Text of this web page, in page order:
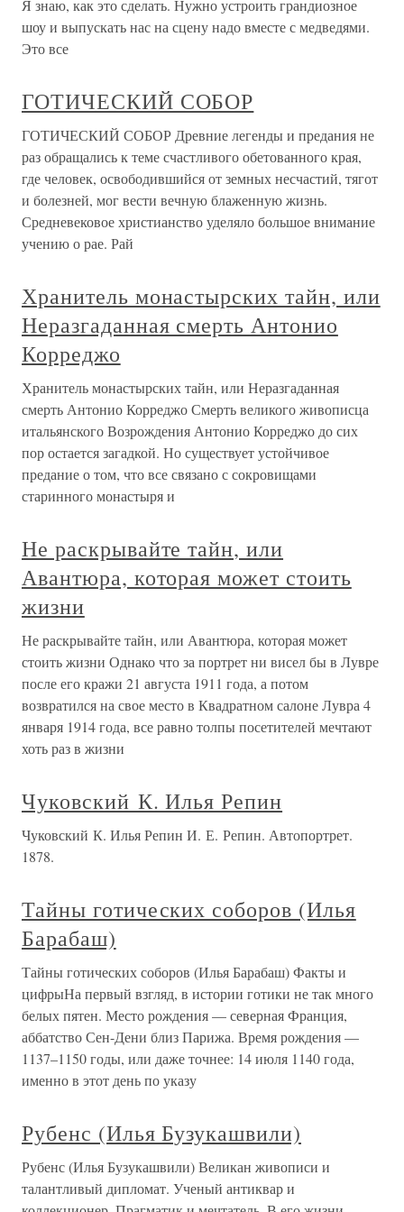
Я знаю, как это сделать. Нужно устроить грандиозное
шоу и выпускать нас на сцену надо вместе с медведями.
Это все
ГОТИЧЕСКИЙ СОБОР
ГОТИЧЕСКИЙ СОБОР Древние легенды и предания не
раз обращались к теме счастливого обетованного края,
где человек, освободившийся от земных несчастий, тягот
и болезней, мог вести вечную блаженную жизнь.
Средневековое христианство уделяло большое внимание
учению о рае. Рай
Хранитель монастырских тайн, или
Неразгаданная смерть Антонио
Корреджо
Хранитель монастырских тайн, или Неразгаданная
смерть Антонио Корреджо Смерть великого живописца
итальянского Возрождения Антонио Корреджо до сих
пор остается загадкой. Но существует устойчивое
предание о том, что все связано с сокровищами
старинного монастыря и
Не раскрывайте тайн, или
Авантюра, которая может стоить
жизни
Не раскрывайте тайн, или Авантюра, которая может
стоить жизни Однако что за портрет ни висел бы в Лувре
после его кражи 21 августа 1911 года, а потом
возвратился на свое место в Квадратном салоне Лувра 4
января 1914 года, все равно толпы посетителей мечтают
хоть раз в жизни
Чуковский К. Илья Репин
Чуковский К. Илья Репин И. Е. Репин. Автопортрет.
1878.
Тайны готических соборов (Илья
Барабаш)
Тайны готических соборов (Илья Барабаш) Факты и
цифрыНа первый взгляд, в истории готики не так много
белых пятен. Место рождения — северная Франция,
аббатство Сен-Дени близ Парижа. Время рождения —
1137–1150 годы, или даже точнее: 14 июля 1140 года,
именно в этот день по указу
Рубенс (Илья Бузукашвили)
Рубенс (Илья Бузукашвили) Великан живописи и
талантливый дипломат. Ученый антиквар и